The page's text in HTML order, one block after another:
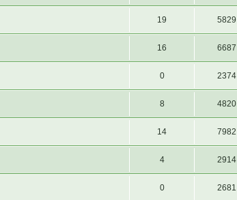
19 5829
16 6687
0 2374
8 4820
14 7982
4 2914
0 2681